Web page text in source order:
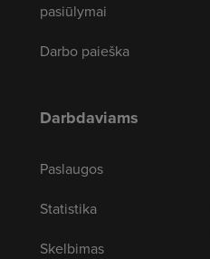
pasiūlymai
Darbo paieška
Darbdaviams
Paslaugos
Statistika
Skelbimas